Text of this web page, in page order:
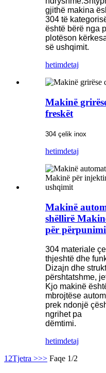
gjithë makina
304 të
është bërë nga
plotëson
së ushqimit.
hetimdetaj
Makinë
freskët
304 çelik inox
hetimdetaj
Makinë
shëllirë
për
304 materiale
thjeshtë dhe
Dizajn dhe
përshtatshme,
Kjo makinë
mbrojtëse
prek ndonjë
ngrihet pa
dëmtimi.
hetimdetaj
1 2Tjetra >>> Faqe 1/2